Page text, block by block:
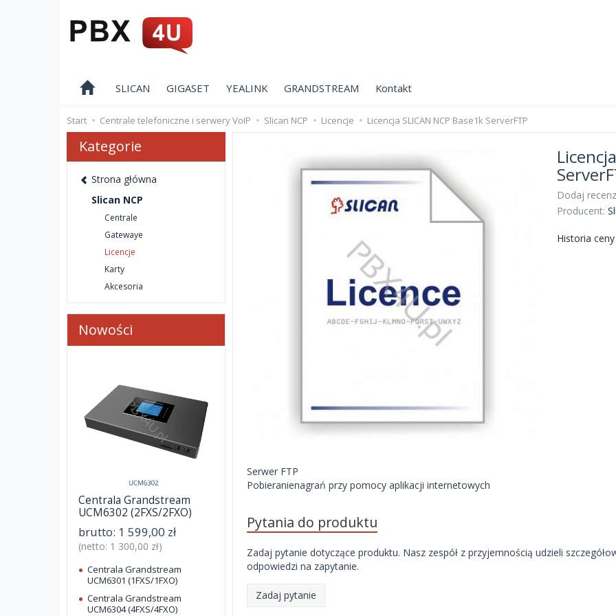
SLICAN GIGASET YEALINK GRANDSTREAM Kontakt
Start Centrale telefoniczne i serwery VoIP Slican NCP Licencje Licencja SLICAN NCP Base1k ServerFTP
Dodaj
Producent:
Historia
Serwer FTP
Pobieranienagrań przy pomocy aplikacji internetowych
Pytania do produktu
Zadaj pytanie dotyczące produktu. Nasz zespół z przyjemnością udzieli
odpowiedzi na zapytanie.
Zadaj pytanie
Kategorie
Strona główna
Slican NCP
Centrale
Gatewaye
Licencje
Karty
Akcesoria
Nowości
Centrala Grandstream
UCM6302 (2FXS/2FXO)
brutto: 1 599,00 zł
(netto: 1 300,00 zł)
Centrala Grandstream
UCM6301 (1FXS/1FXO)
Centrala Grandstream
UCM6304 (4FXS/4FXO)